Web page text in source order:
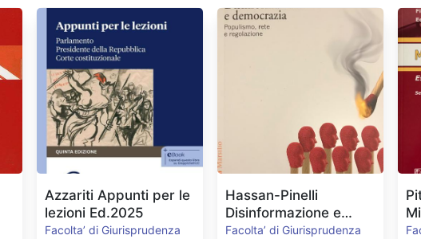
Azzariti Appunti per le
lezioni Ed.2025
Facolta’ di Giurisprudenza
Hassan-Pinelli
Disinformazione e
Democrazia
Facolta’ di Giurisprudenza